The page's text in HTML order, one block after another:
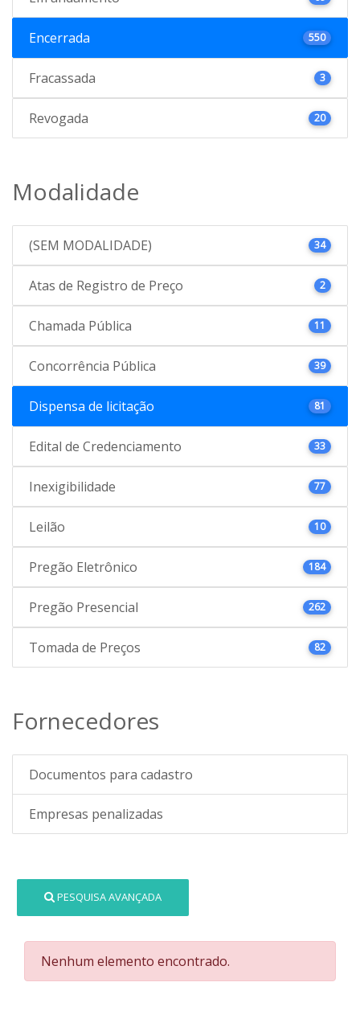
Encerrada 550
Fracassada 3
Revogada 20
Modalidade
(SEM MODALIDADE) 34
Atas de Registro de Preço 2
Chamada Pública 11
Concorrência Pública 39
Dispensa de licitação 81
Edital de Credenciamento 33
Inexigibilidade 77
Leilão 10
Pregão Eletrônico 184
Pregão Presencial 262
Tomada de Preços 82
Fornecedores
Documentos para cadastro
Empresas penalizadas
PESQUISA AVANÇADA
Nenhum elemento encontrado.